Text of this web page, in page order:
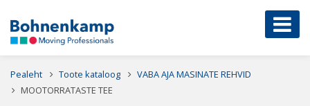
Pealeht Toote kataloog
VABA AJA MASINATE REHVID
MOOTORRATASTE TEE